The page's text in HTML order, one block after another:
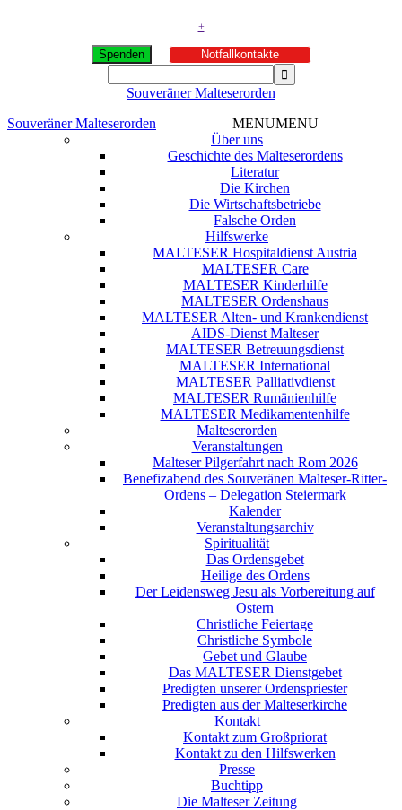
+
Spenden Notfallkontakte
Souveräner Malteserorden
Souveräner Malteserorden
MENUMENU
Über uns
Geschichte des Malteserordens
Literatur
Die Kirchen
Die Wirtschaftsbetriebe
Falsche Orden
Hilfswerke
MALTESER Hospitaldienst Austria
MALTESER Care
MALTESER Kinderhilfe
MALTESER Ordenshaus
MALTESER Alten- und Krankendienst
AIDS-Dienst Malteser
MALTESER Betreuungsdienst
MALTESER International
MALTESER Palliativdienst
MALTESER Rumänienhilfe
MALTESER Medikamentenhilfe
Malteserorden
Veranstaltungen
Malteser Pilgerfahrt nach Rom 2026
Benefizabend des Souveränen Malteser-Ritter-
Ordens – Delegation Steiermark
Kalender
Veranstaltungsarchiv
Spiritualität
Das Ordensgebet
Heilige des Ordens
Der Leidensweg Jesu als Vorbereitung auf
Ostern
Christliche Feiertage
Christliche Symbole
Gebet und Glaube
Das MALTESER Dienstgebet
Predigten unserer Ordenspriester
Predigten aus der Malteserkirche
Kontakt
Kontakt zum Großpriorat
Kontakt zu den Hilfswerken
Presse
Buchtipp
Die Malteser Zeitung